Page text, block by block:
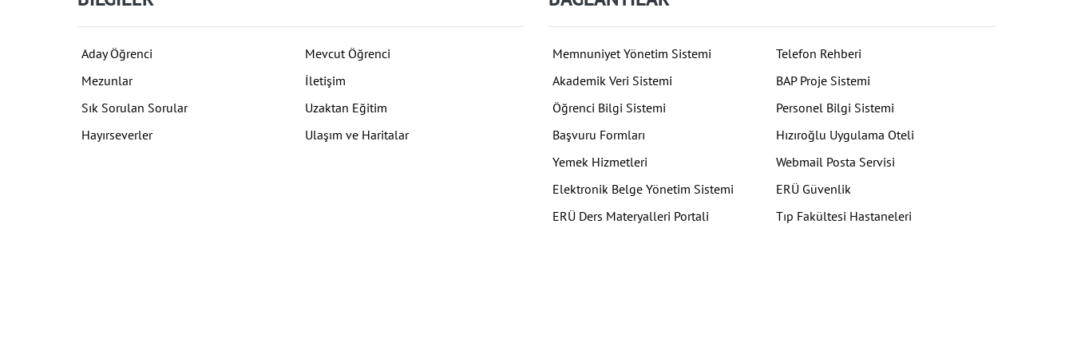
Aday Öğrenci
Mevcut Öğrenci
Mezunlar
İletişim
Sık Sorulan Sorular
Uzaktan Eğitim
Hayırseverler
Ulaşım ve Haritalar
Memnuniyet Yönetim Sistemi
Telefon Rehberi
Akademik Veri Sistemi
BAP Proje Sistemi
Öğrenci Bilgi Sistemi
Personel Bilgi Sistemi
Başvuru Formları
Hızıroğlu Uygulama Oteli
Yemek Hizmetleri
Webmail Posta Servisi
Elektronik Belge Yönetim Sistemi
ERÜ Güvenlik
ERÜ Ders Materyalleri Portali
Tıp Fakültesi Hastaneleri